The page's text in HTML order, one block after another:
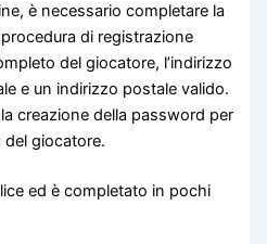
è necessario completare la
di registrazione
del giocatore, l’indirizzo
e un indirizzo postale valido.
creazione della password per
del giocatore.
ed è completato in pochi